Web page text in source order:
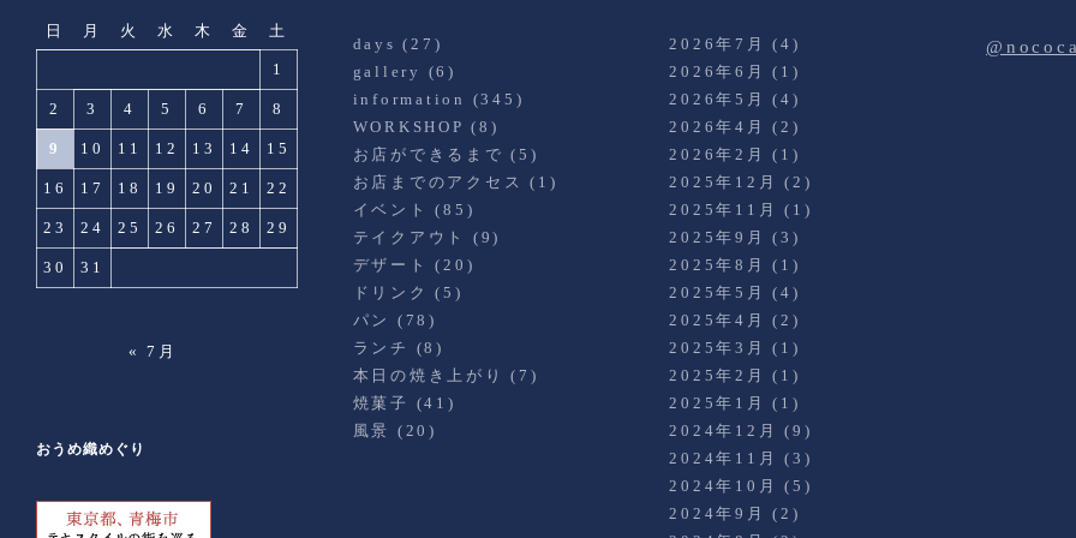
日 月 火 水 木 金 土
1
2 3 4 5 6 7 8
9 10 11 12 13 14 15
16 17 18 19 20 21 22
23 24 25 26 27 28 29
30 31
« 7月
おうめ織めぐり
days (27)
gallery (6)
information
(345)
WORKSHOP (8)
お店ができるまで (5)
お店までのアクセス
(1)
イベント
(85)
テイクアウト
(9)
デザート
(20)
ドリンク
(5)
パン
(78)
ランチ
(8)
本日の焼き上がり
(7)
焼菓子 (41)
風景 (20)
2026年7月
(4)
2026年6月
(1)
2026年5月
(4)
2026年4月
(2)
2026年2月
(1)
2025年12月
(2)
2025年11月
(1)
2025年9月
(3)
2025年8月
(1)
2025年5月
(4)
2025年4月
(2)
2025年3月
(1)
2025年2月
(1)
2025年1月
(1)
2024年12月
(9)
2024年11月
(3)
2024年10月
(5)
2024年9月
(2)